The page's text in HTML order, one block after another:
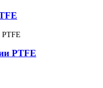
PTFE